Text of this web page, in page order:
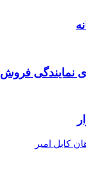
نمایندگی فروش